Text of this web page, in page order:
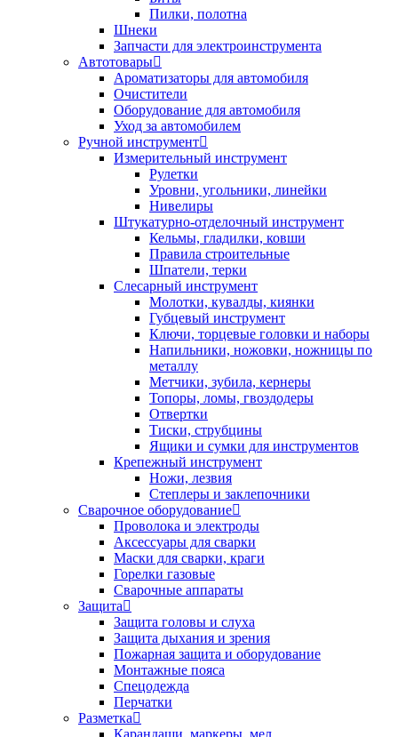
Пилки, полотна
Шнеки
Запчасти для электроинструмента
Автотовары
Ароматизаторы для автомобиля
Очистители
Оборудование для автомобиля
Уход за автомобилем
Ручной инструмент
Измерительный инструмент
Рулетки
Уровни, угольники, линейки
Нивелиры
Штукатурно-отделочный инструмент
Кельмы, гладилки, ковши
Правила строительные
Шпатели, терки
Слесарный инструмент
Молотки, кувалды, киянки
Губцевый инструмент
Ключи, торцевые головки и наборы
Напильники, ножовки, ножницы по
металлу
Метчики, зубила, кернеры
Топоры, ломы, гвоздодеры
Отвертки
Тиски, струбцины
Ящики и сумки для инструментов
Крепежный инструмент
Ножи, лезвия
Степлеры и заклепочники
Сварочное оборудование
Проволока и электроды
Аксессуары для сварки
Маски для сварки, краги
Горелки газовые
Сварочные аппараты
Защита
Защита головы и слуха
Защита дыхания и зрения
Пожарная защита и оборудование
Монтажные пояса
Спецодежда
Перчатки
Разметка
Карандаши, маркеры, мел